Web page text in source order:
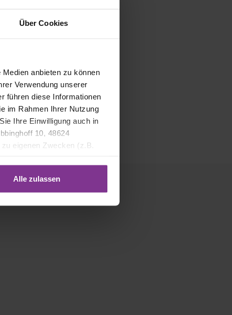
Über Cookies
anbieten zu können
Verwendung unserer
führen diese Informationen
im Rahmen Ihrer Nutzung
Ihre Einwilligung auch in
10, 48624
eigenen Zwecken (z.B.
Alle zulassen
Fresh Care
Fresh Care